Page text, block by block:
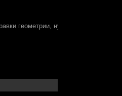
геометрии, ну и сам факт